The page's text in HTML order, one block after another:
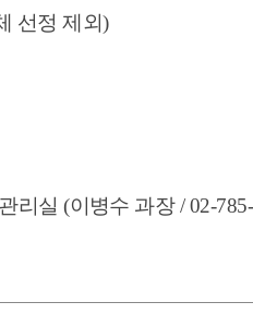
선정 제외)
실 (이병수 과장 / 02-785-